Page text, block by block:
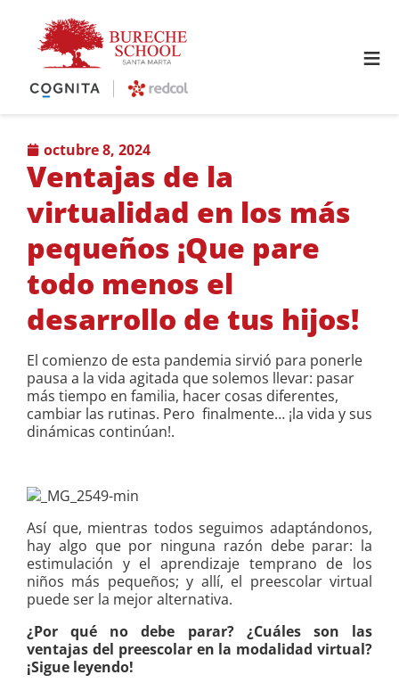
≡
octubre 8, 2024
Ventajas de la
virtualidad en los más
pequeños ¡Que pare
todo menos el
desarrollo de tus hijos!
El comienzo de esta pandemia sirvió para ponerle
pausa a la vida agitada que solemos llevar: pasar
más tiempo en familia, hacer cosas diferentes,
cambiar las rutinas. Pero finalmente… ¡la vida y sus
dinámicas continúan!.
Así que, mientras todos seguimos adaptándonos,
hay algo que por ninguna razón debe parar: la
estimulación y el aprendizaje temprano de los
niños más pequeños; y allí, el preescolar virtual
puede ser la mejor alternativa.
¿Por qué no debe parar? ¿Cuáles son las
ventajas del preescolar en la modalidad virtual?
¡Sigue leyendo!